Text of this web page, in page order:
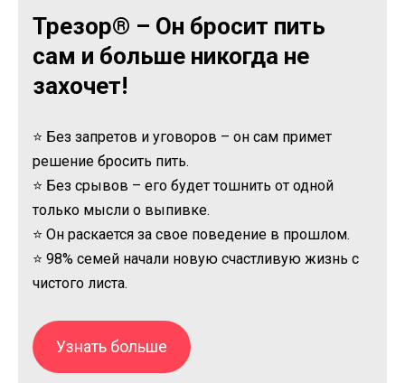
Трезор® – Он бросит пить
сам и больше никогда не
захочет!
⭐ Без запретов и уговоров – он сам примет
решение бросить пить.
⭐ Без срывов – его будет тошнить от одной
только мысли о выпивке.
⭐ Он раскается за свое поведение в прошлом.
⭐ 98% семей начали новую счастливую жизнь с
чистого листа.
Узнать больше